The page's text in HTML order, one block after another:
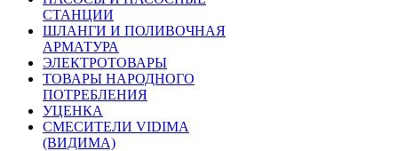
СТАНЦИИ
ШЛАНГИ И ПОЛИВОЧНАЯ
АРМАТУРА
ЭЛЕКТРОТОВАРЫ
ТОВАРЫ НАРОДНОГО
ПОТРЕБЛЕНИЯ
УЦЕНКА
СМЕСИТЕЛИ VIDIMA
(ВИДИМА)